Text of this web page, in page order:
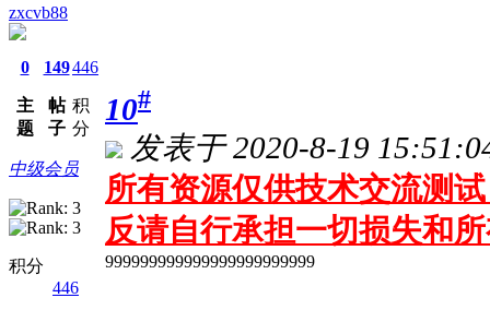
zxcvb88
0
主
题
149
帖
子
446
积
分
中级会员
积分
446
10#
发表于 2020-8-19
所有资源仅供技术交流测
反请自行承担一切损失和
999999999999999999999999